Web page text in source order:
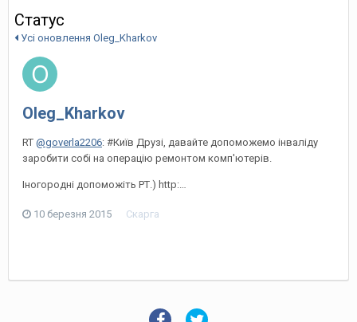
Статус
Усі оновлення Oleg_Kharkov
Oleg_Kharkov
RT @goverla2206: #Київ Друзі, давайте допоможемо інваліду
заробити собі на операцію ремонтом комп'ютерів.
Іногородні допоможіть РТ.) http:…
10 березня 2015 Скарга